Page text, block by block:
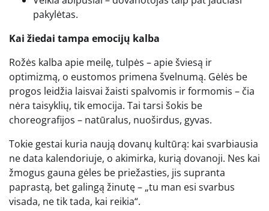
pakylėtas.
Kai žiedai tampa emocijų kalba
Rožės kalba apie meilę, tulpės – apie šviesą ir
optimizmą, o eustomos primena švelnumą. Gėlės be
progos leidžia laisvai žaisti spalvomis ir formomis – čia
nėra taisyklių, tik emocija. Tai tarsi šokis be
choreografijos – natūralus, nuoširdus, gyvas.
Tokie gestai kuria naują dovanų kultūrą: kai svarbiausia
ne data kalendoriuje, o akimirka, kurią dovanoji. Nes kai
žmogus gauna gėles be priežasties, jis supranta
paprastą, bet galingą žinutę – „tu man esi svarbus
visada, ne tik tada, kai reikia“.